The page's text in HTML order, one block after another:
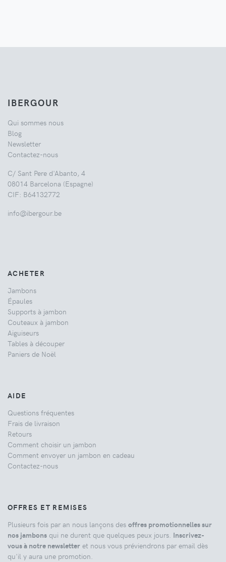
IBERGOUR
Qui sommes nous
Blog
Newsletter
Contactez-nous
C/ Sant Pere d'Abanto, 4
08014 Barcelona (Espagne)
CIF: B64132772
info@ibergour.be
ACHETER
Jambons
Épaules
Supports à jambon
Couteaux à jambon
Aiguiseurs
Tables à découper
Paniers de Noël
AIDE
Questions fréquentes
Frais de livraison
Retours
Comment choisir un jambon
Comment envoyer un jambon en cadeau
Contactez-nous
OFFRES ET REMISES
Plusieurs fois par an nous lançons des offres promotionnelles sur
nos jambons qui ne durent que quelques peux jours. Inscrivez-
vous à notre newsletter et nous vous préviendrons par email dès
qu'il y aura une promotion.